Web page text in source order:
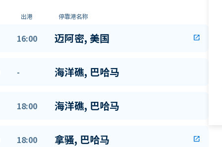
出港 停靠港名称
16:00 迈阿密, 美国 open_in_new
- 海洋礁, 巴哈马
18:00 海洋礁, 巴哈马
18:00 拿骚, 巴哈马 open_in_new